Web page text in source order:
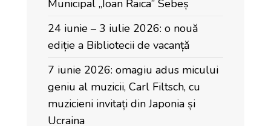
Municipal „Ioan Raica” Sebeș
24 iunie – 3 iulie 2026: o nouă
ediție a Bibliotecii de vacanță
7 iunie 2026: omagiu adus micului
geniu al muzicii, Carl Filtsch, cu
muzicieni invitați din Japonia și
Ucraina